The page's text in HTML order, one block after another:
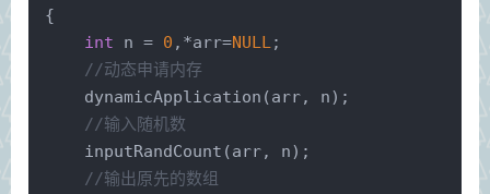
{
int n = 0 ,*arr=NULL;
//动态申请内存
dynamicApplication (arr, n);
//输入随机数
inputRandCount (arr, n);
//输出原先的数组